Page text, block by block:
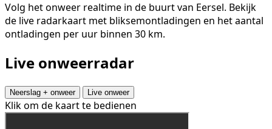
Volg het onweer realtime in de buurt van Eersel. Bekijk
de live radarkaart met bliksemontladingen en het aantal
ontladingen per uur binnen 30 km.
Live onweerradar
Neerslag + onweer Live onweer
Klik om de kaart te bedienen